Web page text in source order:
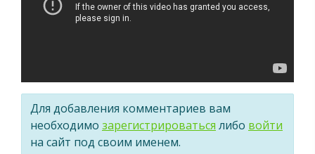
Для добавления комментариев вам
необходимо зарегистрироваться либо войти
на сайт под своим именем.